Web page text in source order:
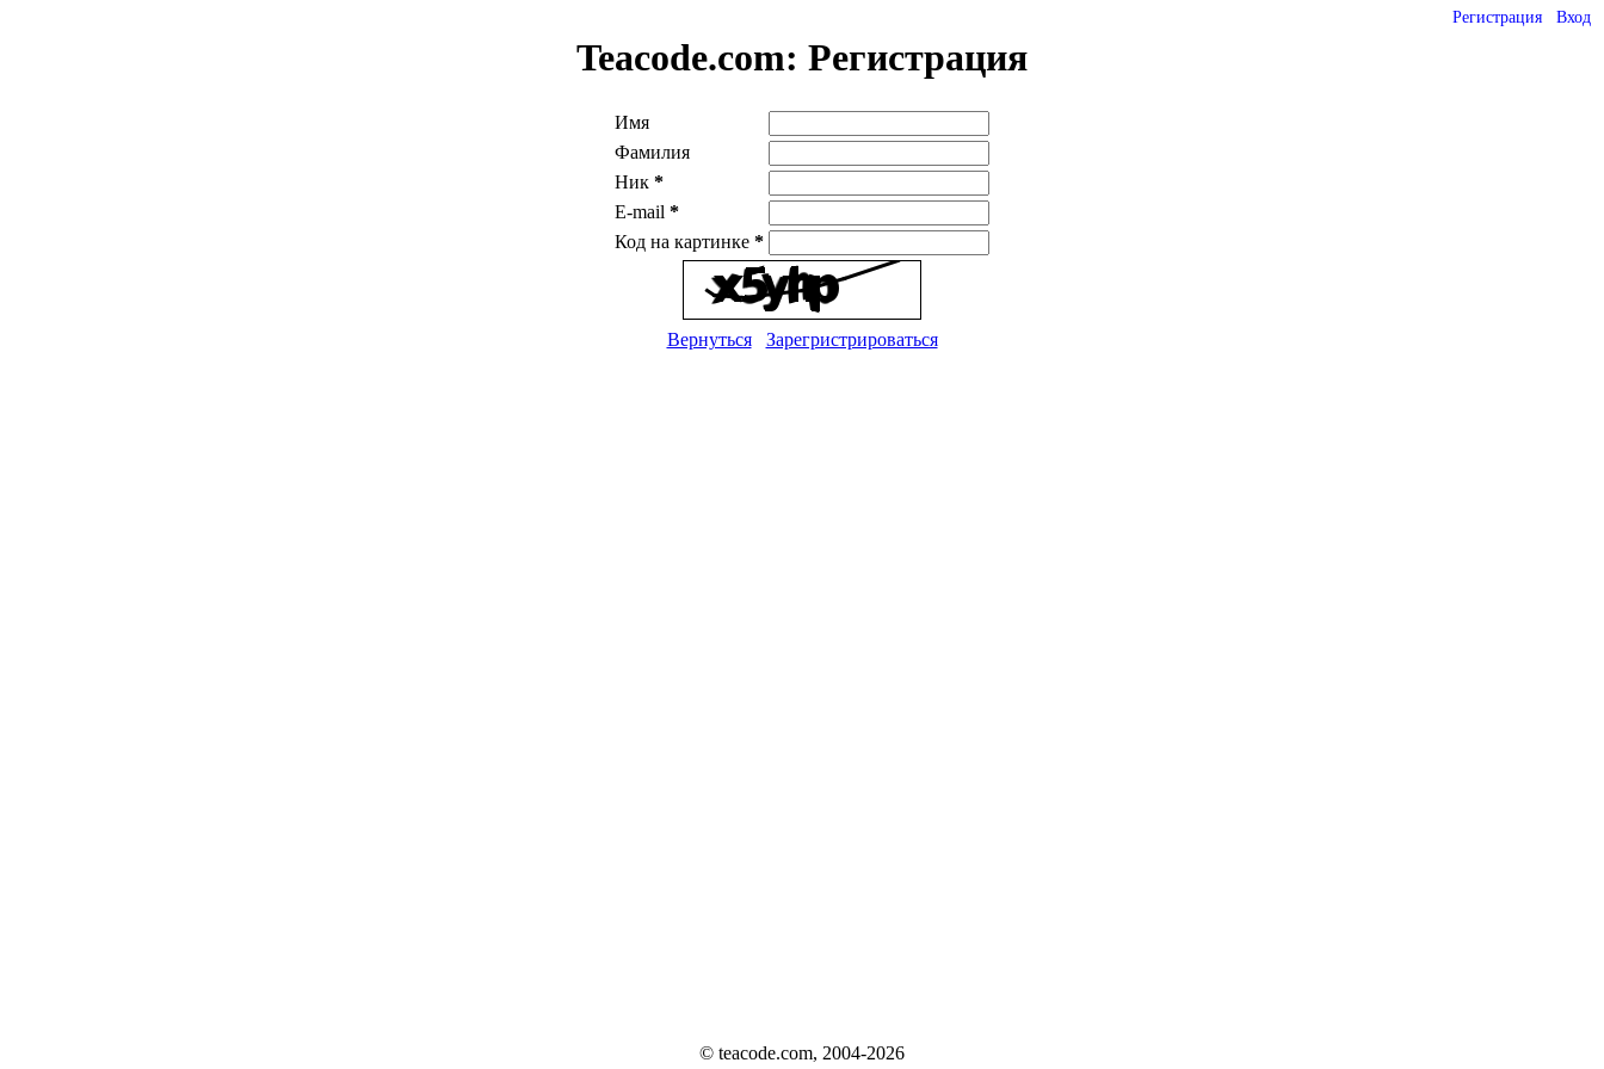
Регистрация Вход
Teacode.com: Регистрация
Имя
Фамилия
Ник *
E-mail *
Код на картинке *
Вернуться Зарегристрироваться
© teacode.com, 2004-2026